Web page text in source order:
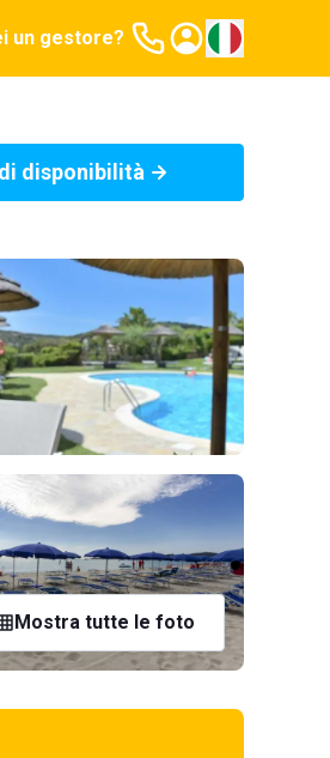
un gestore?
disponibilità
Mostra tutte le foto